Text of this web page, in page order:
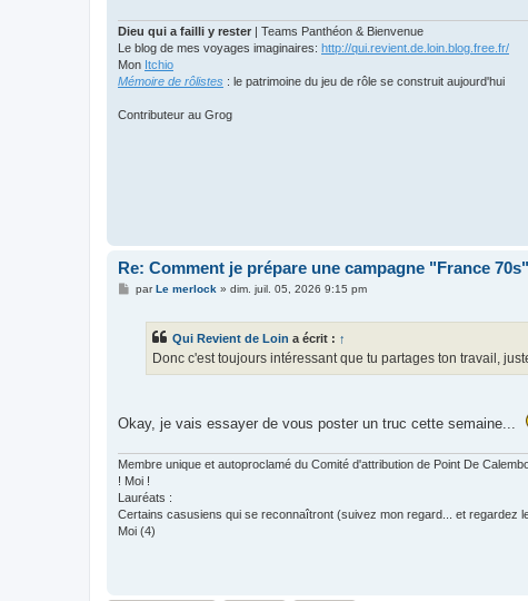
Dieu qui a failli y rester
| Teams Panthéon & Bienvenue
Le blog de mes voyages imaginaires: http://qui.revient.de.loin.blog.free.fr/
Mon Itchio
Mémoire de rôlistes : le patrimoine du jeu de rôle se construit aujourd'hui
Contributeur au Grog
Re: Comment je prépare une campagne "France
MparLe merlock » dim. juil. 05, 2026 9:15 pm
Qui Revient de Loin a écrit : ↑
Donc c'est toujours intéressant que tu partages ton travail,
Okay, je vais essayer de vous poster un truc cette semaine...
Membre unique et autoproclamé du Comité d'attribution de Point De
! Moi !
Lauréats :
Certains casusiens qui se reconnaîtront (suivez mon regard... et regardez
Moi (4)